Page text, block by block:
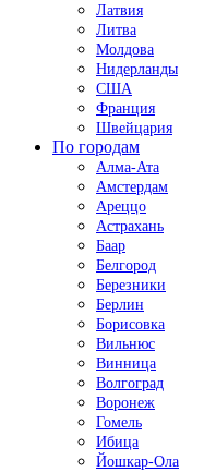
Латвия
Литва
Молдова
Нидерланды
США
Франция
Швейцария
По городам
Алма-Ата
Амстердам
Ареццо
Астрахань
Баар
Белгород
Березники
Берлин
Борисовка
Вильнюс
Винница
Волгоград
Воронеж
Гомель
Ибица
Йошкар-Ола